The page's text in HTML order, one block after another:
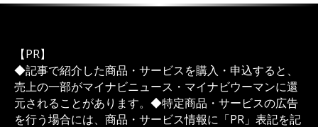
【PR】
◆記事で紹介した商品・サービスを購入・申込すると、
売上の一部がマイナビニュース・マイナビウーマンに還
元されることがあります。◆特定商品・サービスの広告
を行う場合には、商品・サービス情報に「PR」表記を記